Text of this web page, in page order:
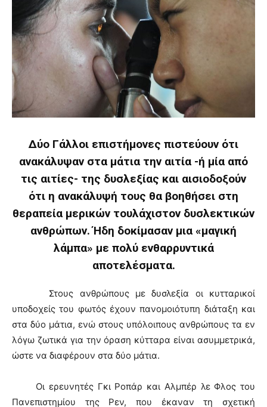
Δύο Γάλλοι επιστήμονες πιστεύουν ότι
ανακάλυψαν στα μάτια την αιτία -ή μία από
τις αιτίες- της δυσλεξίας και αισιοδοξούν
ότι η ανακάλυψή τους θα βοηθήσει στη
θεραπεία μερικών τουλάχιστον δυσλεκτικών
ανθρώπων. Ήδη δοκίμασαν μια «μαγική
λάμπα» με πολύ ενθαρρυντικά
αποτελέσματα.
Στους ανθρώπους με δυσλεξία οι κυτταρικοί
υποδοχείς του φωτός έχουν πανομοιότυπη διάταξη και
στα δύο μάτια, ενώ στους υπόλοιπους ανθρώπους τα εν
λόγω ζωτικά για την όραση κύτταρα είναι ασυμμετρικά,
ώστε να διαφέρουν στα δύο μάτια.
Οι ερευνητές Γκι Ροπάρ και Αλμπέρ λε Φλος του
Πανεπιστημίου της Ρεν, που έκαναν τη σχετική